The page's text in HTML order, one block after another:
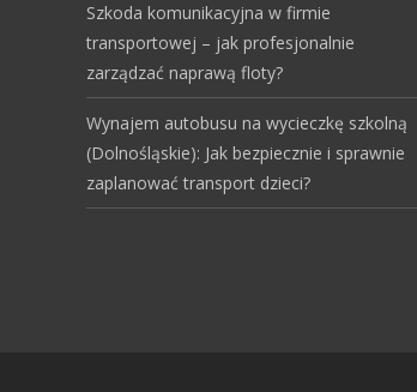
Szkoda komunikacyjna w firmie
transportowej – jak profesjonalnie
zarządzać naprawą floty?
Wynajem autobusu na wycieczkę szkolną
(Dolnośląskie): Jak bezpiecznie i sprawnie
zaplanować transport dzieci?